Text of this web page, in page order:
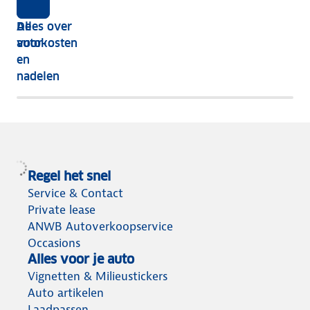
dat
wat
voor
De
voor-
en
nadelen
autokosten
moet
je
rekening
Alles over
autokosten
Regel het snel
Service & Contact
Private lease
ANWB Autoverkoopservice
Occasions
Alles voor je auto
Vignetten & Milieustickers
Auto artikelen